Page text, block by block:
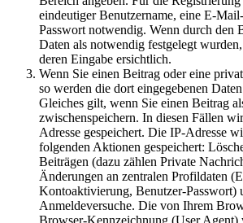
eindeutiger Benutzername, eine E-
Passwort notwendig. Wenn durch den
Daten als notwendig festgelegt
deren Eingabe ersichtlich.
Wenn Sie einen Beitrag oder eine
so werden die dort eingegebenen
Gleiches gilt, wenn Sie einen Beitrag
zwischenspeichern. In diesen Fällen
Adresse gespeichert. Die IP-Adresse
folgenden Aktionen gespeichert:
Beiträgen (dazu zählen Private
Änderungen an zentralen Profildaten
Kontoaktivierung, Benutzer-Passwort)
Anmeldeversuche. Die von Ihrem
Browser-Kennzeichnung (User Agent)